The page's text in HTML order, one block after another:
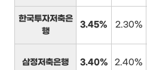
한국투자저축은
행
3.45% 2.30%
삼정저축은행 3.40% 2.40%